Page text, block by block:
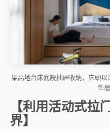
架高地台床底設抽屜收納，床頭
性層
【利用活动式拉
界】